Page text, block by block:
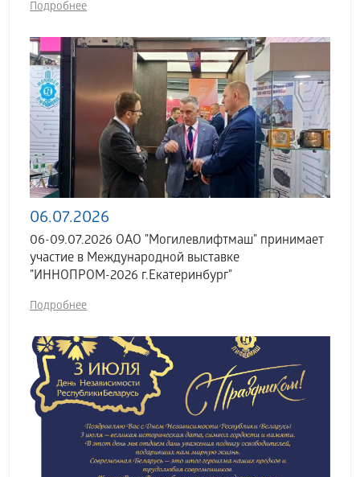
Подробнее
06.07.2026
06-09.07.2026 ОАО "Могилевлифтмаш" принимает
участие в Международной выставке
"ИННОПРОМ-2026 г.Екатеринбург"
Подробнее